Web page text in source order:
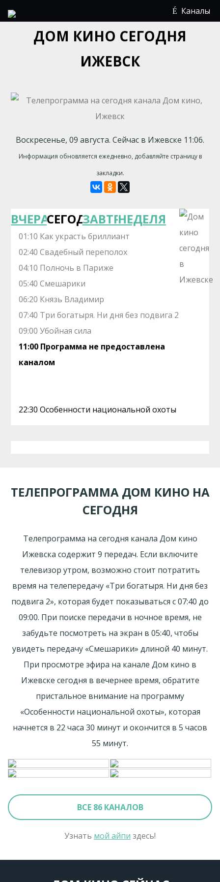
Каналы
ДОМ КИНО СЕГОДНЯ
ИЖЕВСК
Воскресенье, 09 августа. Сейчас в Ижевске 11:06.
Информация обновляется ежедневно, добавляйте страницу в
закладки.
ВЧЕРАСЕГОДНЯЗАВТРАНЕДЕЛЯ
01:10 Как украсть бриллиант
02:40 Свадебный переполох
04:10 Полночь в Париже
05:40 Смешарики
06:20 Князь Владимир
07:40 Три богатыря. Ни дня без подвига 2
09:00 Убойная сила
11:00 Программа не предоставлена
каналом
22:30 Особенности национальной охоты
ТЕЛЕПРОГРАММА ДОМ КИНО НА
СЕГОДНЯ
Телепрограмма на сегодня канала Дом кино
Ижевска содержит 9 передач. Если включите
телевизор утром, возможно стоит потратить
время на телепередачу «Три богатыря. Ни дня без
подвига 2», которая будет показываться с 07:40 до
09:00. При поиске передачи в ночное время, не
забудьте посмотреть на экран в 05:40, чтобы
увидеть передачу «Смешарики» длиной 40 минут.
При просмотре эфира на канале Дом кино в
Ижевске сегодня в вечернее время, обратите
пристальное внимание на программу
«Особенности национальной охоты», которая
начнется в 22 часа 30 минут и окончится в 5 часов
55 минут.
ВСЕ 86 КАНАЛОВ
Узнать мой айпи здесь!